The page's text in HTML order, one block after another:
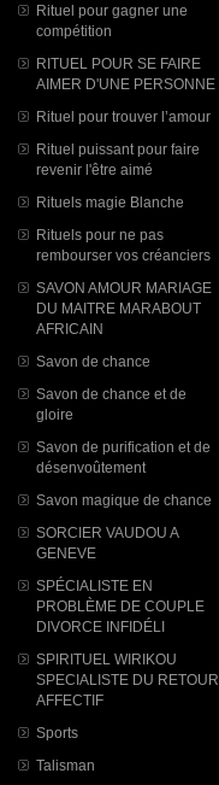
Rituel pour gagner une
compétition
RITUEL POUR SE FAIRE
AIMER D'UNE PERSONNE
Rituel pour trouver l’amour
Rituel puissant pour faire
revenir l'être aimé
Rituels magie Blanche
Rituels pour ne pas
rembourser vos créanciers
SAVON AMOUR MARIAGE
DU MAITRE MARABOUT
AFRICAIN
Savon de chance
Savon de chance et de
gloire
Savon de purification et de
désenvoûtement
Savon magique de chance
SORCIER VAUDOU A
GENEVE
SPÉCIALISTE EN
PROBLÈME DE COUPLE
DIVORCE INFIDÉLI
SPIRITUEL WIRIKOU
SPECIALISTE DU RETOUR
AFFECTIF
Sports
Talisman